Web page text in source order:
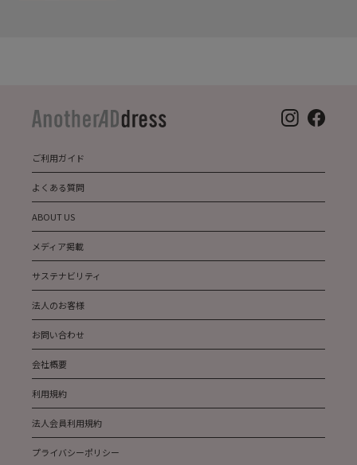
ご利用ガイド
よくある質問
ABOUT US
メディア掲載
サステナビリティ
法人のお客様
お問い合わせ
会社概要
利用規約
法人会員利用規約
プライバシーポリシー